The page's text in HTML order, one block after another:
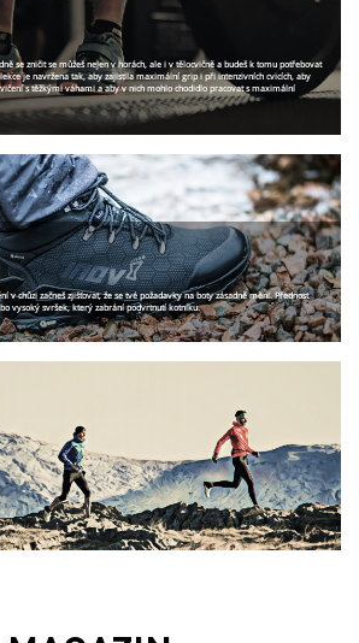
se zničit se můžeš nejen v horách, ale i v tělocvičně a budeš k tomu potřebovat
je navržena tak, aby zajistila maximální grip i při intenzivních cvicích, aby
s těžkými váhami a aby v nich mohlo chodidlo pracovat s maximální
v chůzi začneš zjišťovat, že se tvé požadavky na boty zásadně mění. Přednost
vysoký svršek, který zabrání podvrtnutí kotníku.